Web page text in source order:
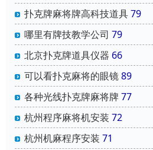
扑克牌麻将牌高科技道具79
哪里有牌技教学公司 79
北京扑克牌道具仪器 66
可以看扑克麻将的眼镜89
各种光线扑克牌麻将牌77
杭州程序麻将机安装 72
杭州机麻程序安装 71